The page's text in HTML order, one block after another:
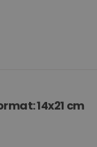
14x21 cm